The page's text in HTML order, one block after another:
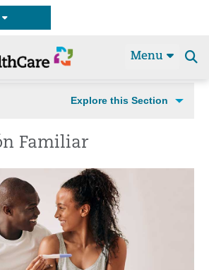
Menu
Explore this Section
Familiar